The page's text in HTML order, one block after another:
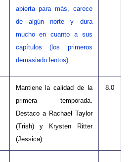
abierta para más, carece
de algún norte y dura
mucho en cuanto a sus
capítulos (los primeros
demasiado lentos)
Mantiene la calidad de la
primera temporada.
Destaco a Rachael Taylor
(Trish) y Krysten Ritter
(Jessica).
8.0